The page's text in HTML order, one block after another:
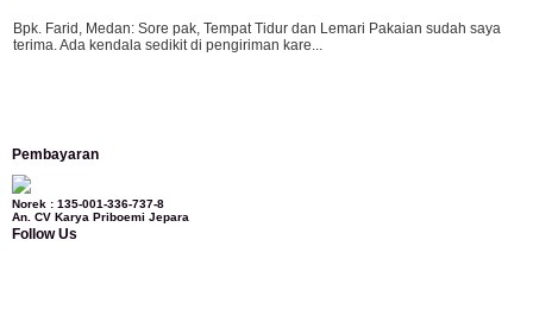
Bpk. Farid, Medan: Sore pak, Tempat Tidur dan Lemari Pakaian sudah saya
terima. Ada kendala sedikit di pengiriman kare...
kursi teras saya sudah saya terima dan p...
Pembayaran
Norek : 135-001-336-737-8
An. CV Karya Priboemi Jepara
Follow Us